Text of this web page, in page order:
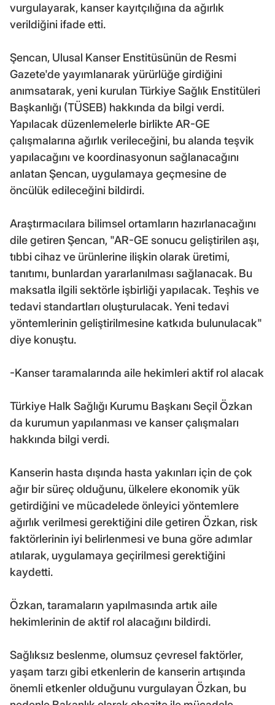
vurgulayarak, kanser kayıtçılığına da ağırlık
verildiğini ifade etti.
Şencan, Ulusal Kanser Enstitüsünün de Resmi
Gazete'de yayımlanarak yürürlüğe girdiğini
anımsatarak, yeni kurulan Türkiye Sağlık Enstitüleri
Başkanlığı (TÜSEB) hakkında da bilgi verdi.
Yapılacak düzenlemelerle birlikte AR-GE
çalışmalarına ağırlık verileceğini, bu alanda teşvik
yapılacağını ve koordinasyonun sağlanacağını
anlatan Şencan, uygulamaya geçmesine de
öncülük edileceğini bildirdi.
Araştırmacılara bilimsel ortamların hazırlanacağını
dile getiren Şencan, "AR-GE sonucu geliştirilen aşı,
tıbbi cihaz ve ürünlerine ilişkin olarak üretimi,
tanıtımı, bunlardan yararlanılması sağlanacak. Bu
maksatla ilgili sektörle işbirliği yapılacak. Teşhis ve
tedavi standartları oluşturulacak. Yeni tedavi
yöntemlerinin geliştirilmesine katkıda bulunulacak"
diye konuştu.
-Kanser taramalarında aile hekimleri aktif rol alacak
Türkiye Halk Sağlığı Kurumu Başkanı Seçil Özkan
da kurumun yapılanması ve kanser çalışmaları
hakkında bilgi verdi.
Kanserin hasta dışında hasta yakınları için de çok
ağır bir süreç olduğunu, ülkelere ekonomik yük
getirdiğini ve mücadelede önleyici yöntemlere
ağırlık verilmesi gerektiğini dile getiren Özkan, risk
faktörlerinin iyi belirlenmesi ve buna göre adımlar
atılarak, uygulamaya geçirilmesi gerektiğini
kaydetti.
Özkan, taramaların yapılmasında artık aile
hekimlerinin de aktif rol alacağını bildirdi.
Sağlıksız beslenme, olumsuz çevresel faktörler,
yaşam tarzı gibi etkenlerin de kanserin artışında
önemli etkenler olduğunu vurgulayan Özkan, bu